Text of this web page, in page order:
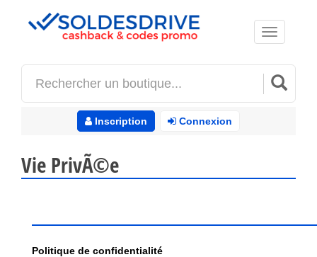
Inscription Connexion
Toggle
navigation
Vie PrivÃ©e
Politique de confidentialité